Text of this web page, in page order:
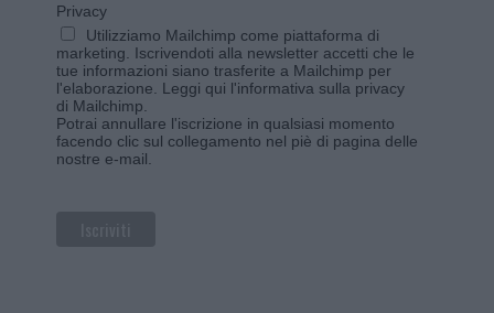
Privacy
Utilizziamo Mailchimp come piattaforma di
marketing. Iscrivendoti alla newsletter accetti che le
tue informazioni siano trasferite a Mailchimp per
l'elaborazione. Leggi qui l'informativa sulla privacy
di Mailchimp
Potrai annullare l'iscrizione in qualsiasi momento
facendo clic sul collegamento nel piè di pagina delle
nostre e-mail.